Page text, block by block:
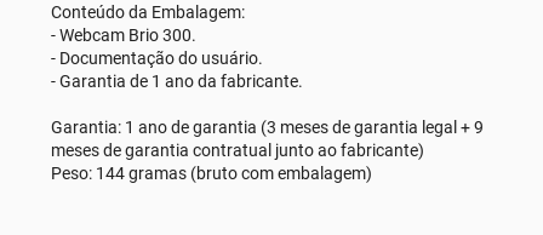
Conteúdo da Embalagem:
- Webcam Brio 300.
- Documentação do usuário.
- Garantia de 1 ano da fabricante.
Garantia: 1 ano de garantia (3 meses de garantia legal + 9
meses de garantia contratual junto ao fabricante)
Peso: 144 gramas (bruto com embalagem)